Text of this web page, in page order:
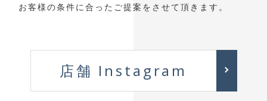
お客様の条件に合ったご提案をさせて頂きます。
店舗 Instagram